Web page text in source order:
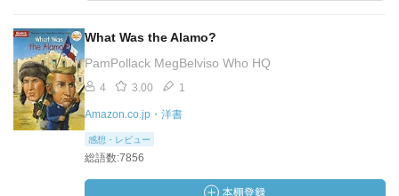
What Was the Alamo?
PamPollack MegBelviso Who HQ
4 3.00 1
Amazon.co.jp・洋書
感想・レビュー
総語数:7856